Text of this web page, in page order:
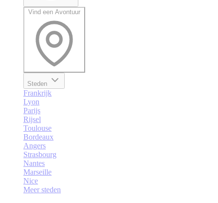
Vind een Avontuur
Steden
Frankrijk
Lyon
Parijs
Rijsel
Toulouse
Bordeaux
Angers
Strasbourg
Nantes
Marseille
Nice
Meer steden